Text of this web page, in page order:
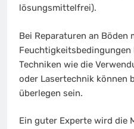
lösungsmittelfrei).
Bei Reparaturen an Böden
Techniken wie die
oder Lasertechnik können
überlegen sein.
Ein guter Experte wird die